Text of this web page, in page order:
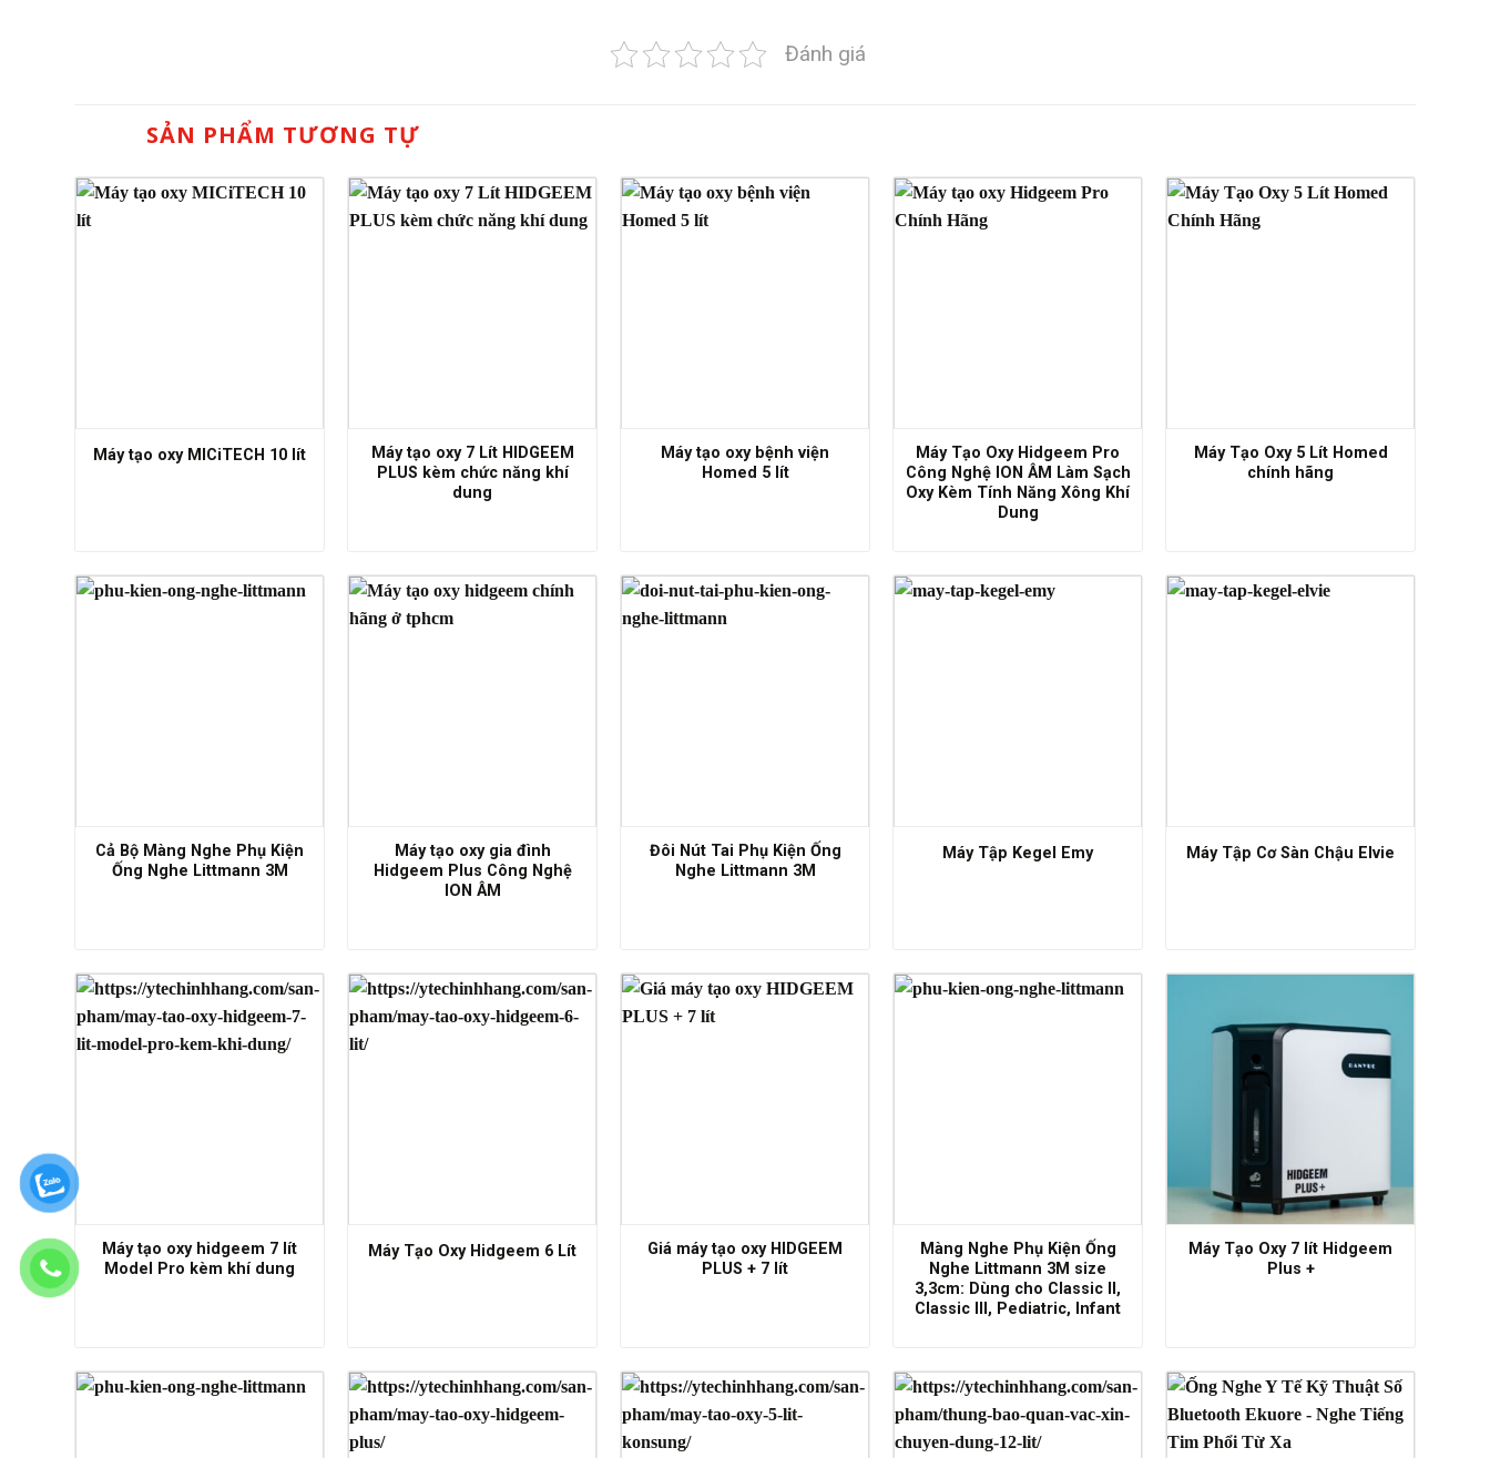
Đánh giá
SẢN PHẨM TƯƠNG TỰ
Máy tạo oxy MICiTECH 10 lít
Máy tạo oxy 7 Lít HIDGEEM
PLUS kèm chức năng khí
dung
Máy tạo oxy bệnh viện
Homed 5 lít
Máy Tạo Oxy Hidgeem Pro
Công Nghệ ION ÂM Làm Sạch
Oxy Kèm Tính Năng Xông Khí
Dung
Máy Tạo Oxy 5 Lít Homed
chính hãng
Cả Bộ Màng Nghe Phụ Kiện
Ống Nghe Littmann 3M
Máy tạo oxy gia đình
Hidgeem Plus Công Nghệ
ION ÂM
Đôi Nút Tai Phụ Kiện Ống
Nghe Littmann 3M
Máy Tập Kegel Emy Máy Tập Cơ Sàn Chậu Elvie
Máy tạo oxy hidgeem 7 lít
Model Pro kèm khí dung
Máy Tạo Oxy Hidgeem 6 Lít
Giá máy tạo oxy HIDGEEM
PLUS + 7 lít
Màng Nghe Phụ Kiện Ống
Nghe Littmann 3M size
3,3cm: Dùng cho Classic II,
Classic III, Pediatric, Infant
Máy Tạo Oxy 7 lít Hidgeem
Plus +